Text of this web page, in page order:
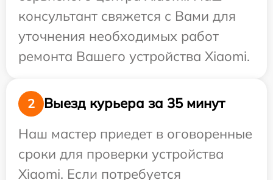
консультант свяжется с Вами для
уточнения необходимых работ
ремонта Вашего устройства Xiaomi.
2
Выезд курьера за 35 минут
Наш мастер приедет в оговоренные
сроки для проверки устройства
Xiaomi. Если потребуется